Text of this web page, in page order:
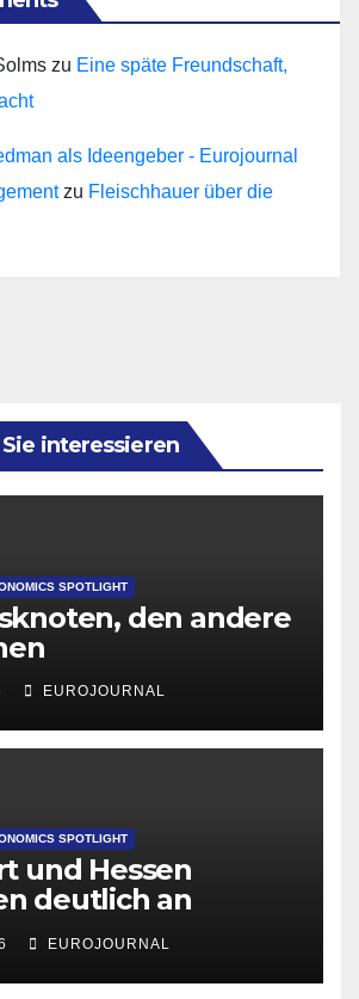
zu Eine späte Freundschaft,
als Ideengeber - Eurojournal
zu Fleischhauer über die
interessieren
SPOTLIGHT
den andere
EUROJOURNAL
SPOTLIGHT
und Hessen
deutlich an
für Startup-
EUROJOURNAL